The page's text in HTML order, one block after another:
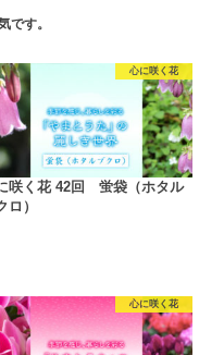
です。
心に咲く花
咲く花 42回 蛍袋（ホタル
ロ）
心に咲く花